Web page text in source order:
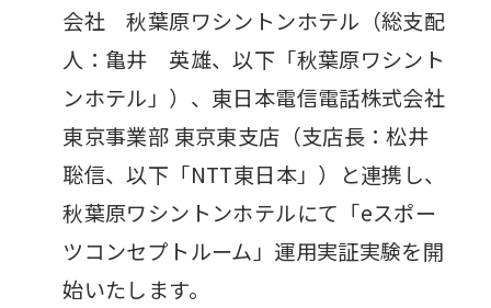
会社 秋葉原ワシントンホテル（総支配
人：亀井 英雄、以下「秋葉原ワシント
ンホテル」）、東日本電信電話株式会社
東京事業部 東京東支店（支店長：松井
聡信、以下「NTT東日本」）と連携し、
秋葉原ワシントンホテルにて「eスポー
ツコンセプトルーム」運用実証実験を開
始いたします。